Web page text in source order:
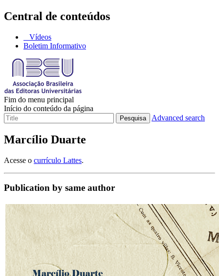
Central de conteúdos
Vídeos
Boletim Informativo
Fim do menu principal
Início do conteúdo da página
Pesquisa Advanced search
Marcílio Duarte
Acesse o currículo Lattes.
Publication by same author